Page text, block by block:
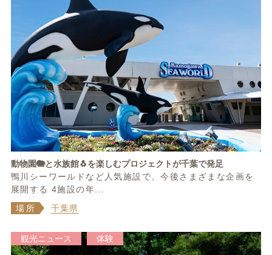
動物園🐘と水族館🐧を楽しむプロジェクトが千葉で発足
鴨川シーワールドなど人気施設で、今後さまざまな企画を
展開する 4施設の年...
場所
千葉県
観光ニュース 体験